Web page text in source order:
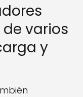
varios
y